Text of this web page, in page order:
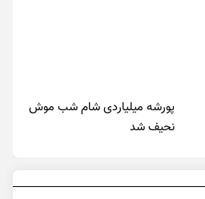
پورشه میلیاردی شام شب موش‌
نحیف شد